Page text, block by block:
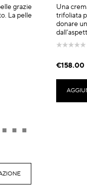
grazie
La pelle
Una
trifoliata
donare
€158.00